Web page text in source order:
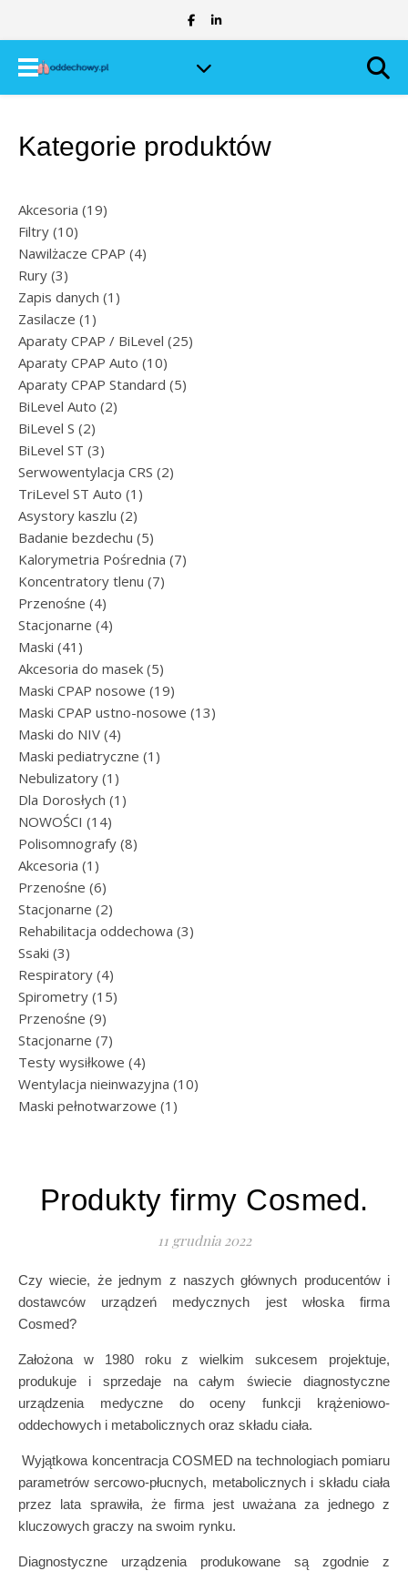
Kategorie produktów
Akcesoria 1919 produktów
Filtry 1010 produktów
Nawilżacze CPAP 44 produkty
Rury 33 produkty
Zapis danych 1 1 produkt
Zasilacze 1 1 produkt
Aparaty CPAP / BiLevel 2525 produktów
Aparaty CPAP Auto 1010 produktów
Aparaty CPAP Standard 55 produktów
BiLevel Auto 22 produkty
BiLevel S 22 produkty
BiLevel ST 33 produkty
Serwowentylacja CRS 22 produkty
TriLevel ST Auto 1 1 produkt
Asystory kaszlu 22 produkty
Badanie bezdechu 55 produktów
Kalorymetria Pośrednia 77 produktów
Koncentratory tlenu 77 produktów
Przenośne 44 produkty
Stacjonarne 44 produkty
Maski 41 41 produktów
Akcesoria do masek 55 produktów
Maski CPAP nosowe 1919 produktów
Maski CPAP ustno-nosowe 1313 produktów
Maski do NIV 44 produkty
Maski pediatryczne 1 1 produkt
Nebulizatory 1 1 produkt
Dla Dorosłych 1 1 produkt
NOWOŚCI 1414 produktów
Polisomnografy 88 produktów
Akcesoria 1 1 produkt
Przenośne 66 produktów
Stacjonarne 22 produkty
Rehabilitacja oddechowa 33 produkty
Ssaki 33 produkty
Respiratory 44 produkty
Spirometry 1515 produktów
Przenośne 99 produktów
Stacjonarne 77 produktów
Testy wysiłkowe 44 produkty
Wentylacja nieinwazyjna 1010 produktów
Maski pełnotwarzowe 1 1 produkt
Produkty firmy Cosmed.
11 grudnia 2022
Czy wiecie, że jednym z naszych głównych producentów i
dostawców urządzeń medycznych jest włoska firma
Cosmed?
Założona w 1980 roku z wielkim sukcesem projektuje,
produkuje i sprzedaje na całym świecie diagnostyczne
urządzenia medyczne do oceny funkcji krążeniowo-
oddechowych i metabolicznych oraz składu ciała.
Wyjątkowa koncentracja COSMED na technologiach pomiaru
parametrów sercowo-płucnych, metabolicznych i składu ciała
przez lata sprawiła, że firma jest uważana za jednego z
kluczowych graczy na swoim rynku.
Diagnostyczne urządzenia produkowane są zgodnie z